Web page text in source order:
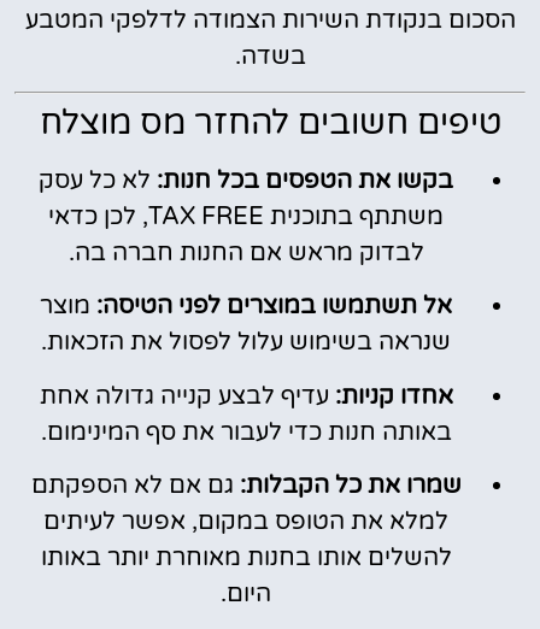
הסכום בנקודת השירות הצמודה לדלפקי המטבע
בשדה.
טיפים חשובים להחזר מס מוצלח
בקשו את הטפסים בכל חנות: לא כל עסק
משתתף בתוכנית TAX FREE, לכן כדאי
לבדוק מראש אם החנות חברה בה.
אל תשתמשו במוצרים לפני הטיסה: מוצר
שנראה בשימוש עלול לפסול את הזכאות.
אחדו קניות: עדיף לבצע קנייה גדולה אחת
באותה חנות כדי לעבור את סף המינימום.
שמרו את כל הקבלות: גם אם לא הספקתם
למלא את הטופס במקום, אפשר לעיתים
להשלים אותו בחנות מאוחרת יותר באותו
היום.